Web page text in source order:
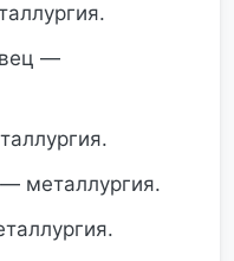
—
металлургия.